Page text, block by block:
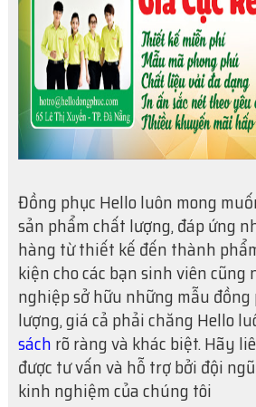
Đồng phục Hello luôn mong
sản phẩm chất lượng, đáp ứng
hàng từ thiết kế đến thành
kiện cho các bạn sinh viên cũng
nghiệp sở hữu những mẫu đồng
lượng, giá cả phải chăng Hello
sáchrõ ràng và khác biệt. Hãy
được tư vấn và hỗ trợ bởi đội
kinh nghiệm của chúng tôi